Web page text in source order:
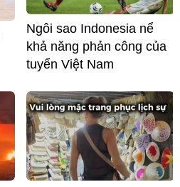
Ngôi sao Indonesia nể
khả năng phản công của
tuyển Việt Nam